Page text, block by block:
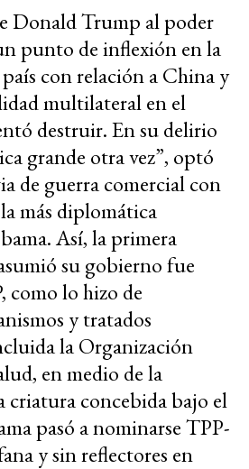
Donald Trump al poder
punto de inflexión en la
país con relación a China y
multilateral en el
destruir. En su delirio
grande otra vez”, optó
de guerra comercial con
más diplomática
Así, la primera
su gobierno fue
como lo hizo de
y tratados
la Organización
en medio de la
criatura concebida bajo el
pasó a nominarse TPP-
y sin reflectores en